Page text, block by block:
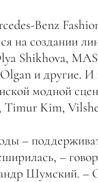
Benz
на создании
Shikhova,
и другие.
модной
Kim,
–
–
Шумский. –